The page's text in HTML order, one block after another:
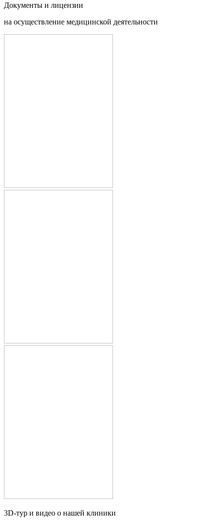
Документы и лицензии
на осуществление медицинской деятельности
3D-тур и видео о нашей клиники